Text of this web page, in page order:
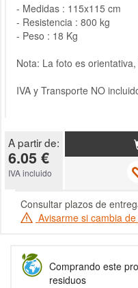
- Medidas : 115x115 cm
- Resistencia : 800 kg
- Peso : 18 Kg
Nota: La foto es
IVA y Transporte NO
A partir de:
6.05 €
IVA incluido
Consultar plazos de
Avisarme si cambia
Comprando este
residuos